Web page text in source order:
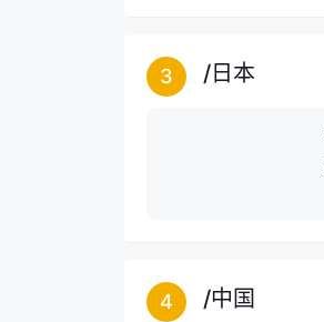
3 / 日本
4 /中国